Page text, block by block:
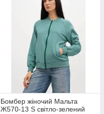
Бомбер жіночий Мальта
Ж570-13 S світло-зелений